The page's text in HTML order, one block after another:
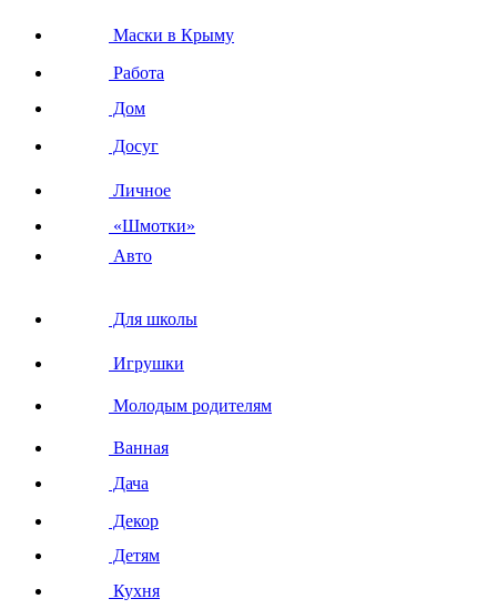
Маски в Крыму
Работа
Дом
Досуг
Личное
«Шмотки»
Авто
Для школы
Игрушки
Молодым родителям
Ванная
Дача
Декор
Детям
Кухня